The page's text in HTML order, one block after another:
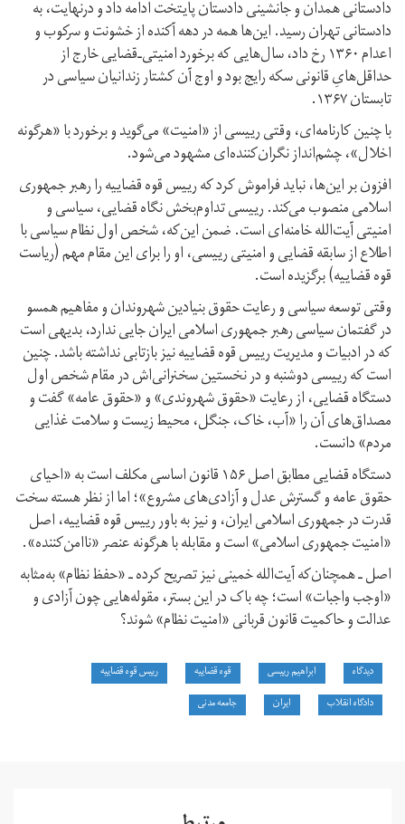
دادستانی همدان و جانشینی دادستان پایتخت ادامه داد و در‌نهایت، به
دادستانی تهران رسید. این‌ها همه در دهه آکنده از خشونت و سرکوب و
اعدام ۱۳۶۰ رخ داد، سال‌هایی که برخورد امنیتی‌ـ‌قضایی خارج از
حداقل‌هایِ قانونی سکه رایج بود و اوج آن کشتار زندانیان سیاسی در
تابستان ۱۳۶۷.
با چنین کارنامه‌ای، وقتی رییسی از «امنیت» می‌گوید و برخورد با «هرگونه
اخلال»، چشم‌انداز نگران‌کننده‌ای مشهود می‌شود.
افزون بر این‌ها، نباید فراموش کرد که رییس قوه قضاییه را رهبر جمهوری
اسلامی منصوب می‌کند. رییسی تداوم‌بخش نگاه قضایی، سیاسی و
امنیتی آیت‌الله خامنه‌ای است. ضمن این‌که، شخص اول نظام سیاسی با
اطلاع از سابقه قضایی و امنیتی رییسی، او را برای این مقام مهم (ریاست
قوه قضاییه) برگزیده است.
وقتی توسعه سیاسی و رعایت حقوق بنیادین شهروندان و مفاهیم همسو
در گفتمان سیاسی رهبر جمهوری اسلامی ایران جایی ندارد، بدیهی است
که در ادبیات و مدیریت رییس قوه قضاییه نیز بازتابی نداشته باشد. چنین
است که رییسی دوشنبه و در نخستین سخنرانی‌اش در مقام شخص اول
دستگاه قضایی، از رعایت «حقوق شهروندی» و «حقوق عامه» گفت و
مصداق‌های آن را «آب، خاک، جنگل، محیط زیست و سلامت غذایی
مردم» دانست.
دستگاه قضایی مطابق اصل ۱۵۶ قانون اساسی مکلف است به «احیای‏
حقوق‏ عامه‏ و گسترش‏ عدل‏ و آزادی‌های‏ مشروع»؛ اما از نظر هسته سخت
قدرت در جمهوری اسلامی ایران، و نیز به باور رییس قوه قضاییه، اصل
«امنیت جمهوری اسلامی» است و مقابله با هرگونه عنصر «ناامن‌کننده».
اصل ـ همچنان‌که آیت‌الله خمینی نیز تصریح کرده ـ «حفظ نظام» به‌مثابه
«اوجب واجبات» است؛ چه باک در این بستر، مقوله‌هایی چون آزادی و
عدالت و حاکمیت قانون قربانی «امنیت نظام» شوند؟
دیدگاه ابراهیم رییسی قوه قضاییه
رییس قوه قضاییه
دادگاه انقلاب
ایران جامعه مدنی